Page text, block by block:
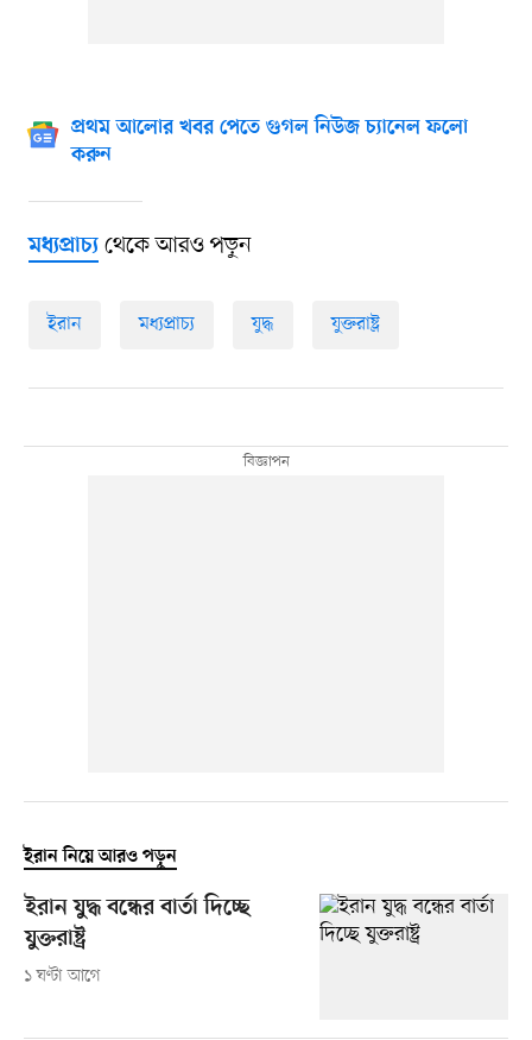
প্রথম আলোর খবর পেতে গুগল নিউজ চ্যানেল ফলো
করুন
মধ্যপ্রাচ্যথেকে আরও পড়ুন
ইরান মধ্যপ্রাচ্য যুদ্ধ যুক্তরাষ্ট্র
ইরান নিয়ে আরও পড়ুন
ইরান যুদ্ধ বন্ধের বার্তা দিচ্ছে
যুক্তরাষ্ট্র
১ ঘণ্টা আগে